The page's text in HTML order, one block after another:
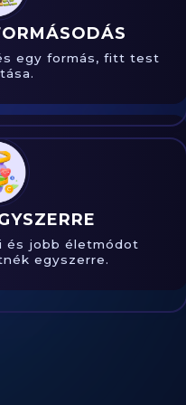
egy formás, fitt test
és jobb életmódot
egyszerre.